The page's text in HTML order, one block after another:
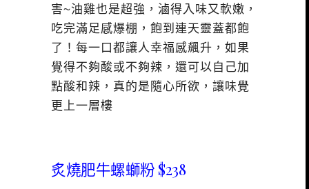
害~油雞也是超強，滷得入味又軟嫩，
吃完滿足感爆棚，飽到連天靈蓋都飽
了！每一口都讓人幸福感飆升，如果
覺得不夠酸或不夠辣，還可以自己加
點酸和辣，真的是隨心所欲，讓味覺
更上一層樓
炙燒肥牛螺螄粉 $238